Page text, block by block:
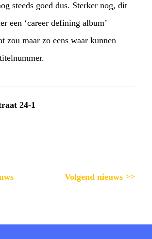
steeds goed dus. Sterker nog, dit
een ‘career defining album’
zou maar zo eens waar kunnen
24-1
Volgend nieuws >>